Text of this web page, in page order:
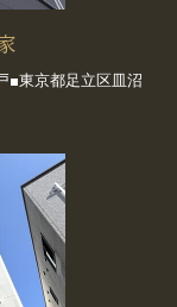
■東京都足立区皿沼